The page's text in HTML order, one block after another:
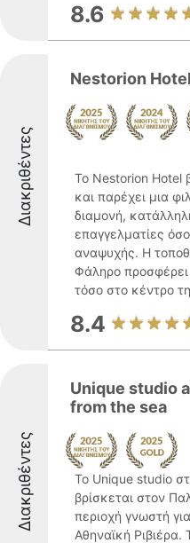
8.6
Διακριθέντες
Nestorion Hotel
Το Nestorion Hotel
και παρέχει μια
διαμονή,
επαγγελματίες
αναψυχής. Η
Φάληρο
τόσο στο κέντρο
8.4
Διακριθέντες
Unique studio
from the sea
Το Unique studio
βρίσκεται στον
περιοχή γνωστή
Αθηναϊκή